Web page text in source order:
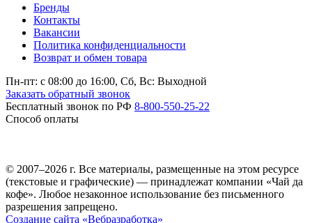
Бренды
Контакты
Вакансии
Политика конфиденциальности
Возврат и обмен товара
Пн-пт: c 08:00 до 16:00, Сб, Вс: Выходной
Заказать обратный звонок
Бесплатный звонок по РФ 8-800-550-25-22
Способ оплаты
© 2007–2026 г. Все материалы, размещенные на этом ресурсе
(текстовые и графические) — принадлежат компании «Чай да
кофе». Любое незаконное использование без письменного
разрешения запрещено.
Создание сайта «Вебразработка»